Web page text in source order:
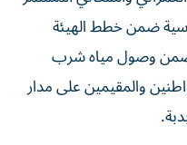
ضمن خطط الهيئة
وصول مياه شرب
والمقيمين على مدار